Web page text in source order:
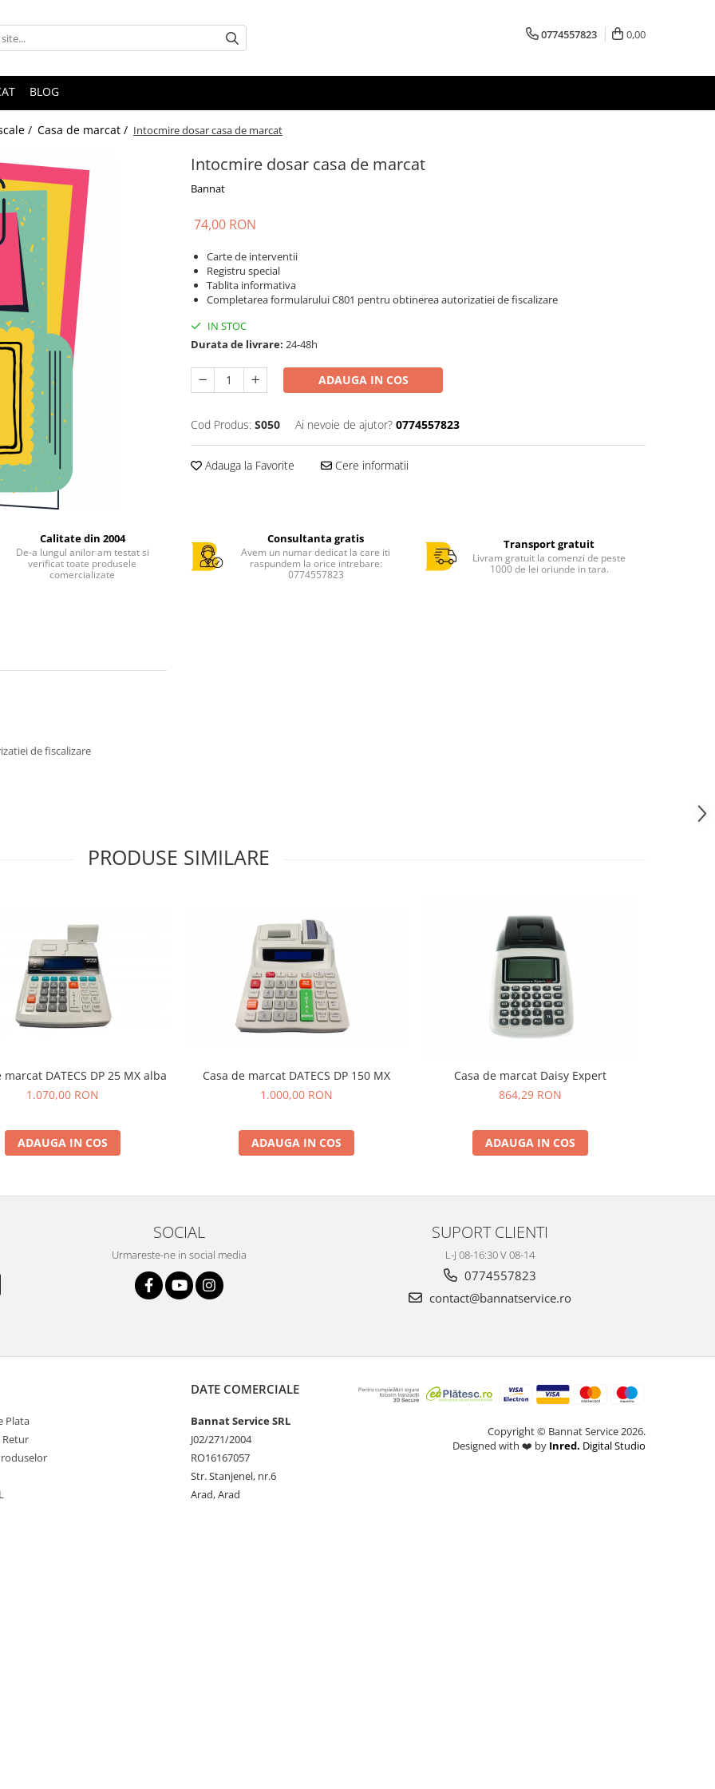
0774557823 0,00
BLOG
/ Casa de marcat / Intocmire dosar casa de marcat
Intocmire dosar casa de marcat
Bannat
74,00 RON
Carte de interventii
Registru special
Tablita informativa
Completarea formularului C801 pentru obtinerea autorizatiei de fiscalizare
IN STOC
Durata de livrare: 24-48h
ADAUGA IN COS
Cod Produs: S050 Ai nevoie de ajutor? 0774557823
Adauga la Favorite Cere informatii
Calitate din 2004
De-a lungul anilor am testat si
verificat toate produsele
comercializate
Consultanta gratis
Avem un numar dedicat la care iti
raspundem la orice intrebare:
0774557823
Transport gratuit
Livram gratuit la comenzi de peste
1000 de lei oriunde in tara.
de fiscalizare
PRODUSE SIMILARE
marcat DATECS DP 25 MX alba
1.070,00 RON
ADAUGA IN COS
Casa de marcat DATECS DP 150 MX
1.000,00 RON
ADAUGA IN COS
Casa de marcat Daisy Expert
864,29 RON
ADAUGA IN COS
SOCIAL
Urmareste-ne in social media
SUPORT CLIENTI
L-J 08-16:30 V 08-14
0774557823
contact@bannatservice.ro
Plata
Retur
DATE COMERCIALE
Bannat Service SRL
J02/271/2004
RO16167057
Str. Stanjenel, nr.6
Arad, Arad
Copyright © Bannat Service 2026.
Designed with ❤️ by Inred. Digital Studio